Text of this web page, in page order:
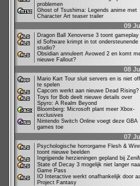
problemen
Ghost of Tsushima: Legends anime met
Character Art teaser trailer
09
Dragon Ball Xenoverse 3 toont gameplay
id Software krimpt in tot ondersteunende
studio?
Obsidian annuleert Avowed 2 en komt
nieuwe Fallout?
08
Mario Kart Tour sluit servers en is niet
te spelen
Capcom werkt aan nieuwe Dead Rising?
Toys for Bob deelt nieuwe details over
Spyro: A Realm Beyond
Bloomberg: Microsoft plant meer Xbox-
exclusives
Nintendo Switch Online voegt deze GBA
games toe
07
Psychologische horrorgame Flesh & Wire
toont nieuwe beelden
Ingrijpende herzieningen gepland bij
State of Decay 3 mogelijk niet langer
Game Pass
IO Interactive werkt onafhankelijk door
Project Fantasy